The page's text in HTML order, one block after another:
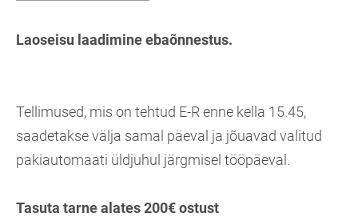
Laoseisu laadimine ebaõnnestus.
Tellimused, mis on tehtud E-R enne kella 15.45,
saadetakse välja samal päeval ja jõuavad valitud
pakiautomaati üldjuhul järgmisel tööpäeval.
Tasuta tarne alates 200€ ostust